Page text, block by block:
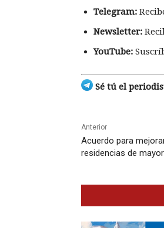
Telegram:
Newsletter:
YouTube:
Sé tú el
Anterior
Acuerdo para
residencias de